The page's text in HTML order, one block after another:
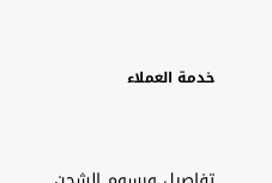
خدمة العملاء